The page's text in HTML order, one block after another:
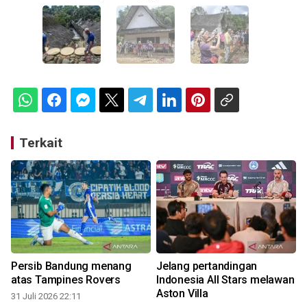
Terkait
Persib Bandung menang
atas Tampines Rovers
31 Juli 2026 22:11
Jelang pertandingan
Indonesia All Stars melawan
Aston Villa